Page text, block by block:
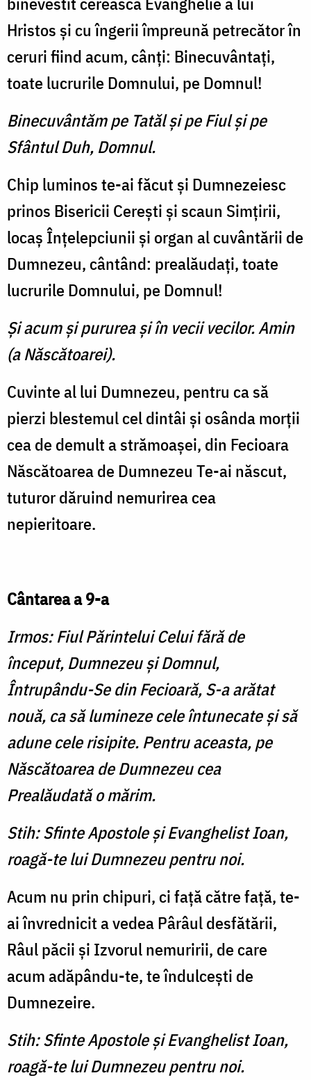
Hristos şi cu îngerii împreună petrecător în
ceruri fiind acum, cânţi: Binecuvântaţi,
toate lucrurile Domnului, pe Domnul!
Binecuvântăm pe Tatăl şi pe Fiul şi pe
Sfântul Duh, Domnul.
Chip luminos te-ai făcut şi Dumnezeiesc
prinos Bisericii Cereşti şi scaun Simţirii,
locaş Înţelepciunii şi organ al cuvântării de
Dumnezeu, cântând: prealăudaţi, toate
lucrurile Domnului, pe Domnul!
Şi acum şi pururea şi în vecii vecilor. Amin
(a Născătoarei).
Cuvinte al lui Dumnezeu, pentru ca să
pierzi blestemul cel dintâi şi osânda morţii
cea de demult a strămoaşei, din Fecioara
Născătoarea de Dumnezeu Te-ai născut,
tuturor dăruind nemurirea cea
nepieritoare.
Cântarea a 9-a
Irmos: Fiul Părintelui Celui fără de
început, Dumnezeu şi Domnul,
Întrupându-Se din Fecioară, S-a arătat
nouă, ca să lumineze cele întunecate şi să
adune cele risipite. Pentru aceasta, pe
Născătoarea de Dumnezeu cea
Prealăudată o mărim.
Stih: Sfinte Apostole şi Evanghelist Ioan,
roagă-te lui Dumnezeu pentru noi.
Acum nu prin chipuri, ci faţă către faţă, te-
ai învrednicit a vedea Pârâul desfătării,
Râul păcii şi Izvorul nemuririi, de care
acum adăpându-te, te îndulceşti de
Dumnezeire.
Stih: Sfinte Apostole şi Evanghelist Ioan,
roagă-te lui Dumnezeu pentru noi.